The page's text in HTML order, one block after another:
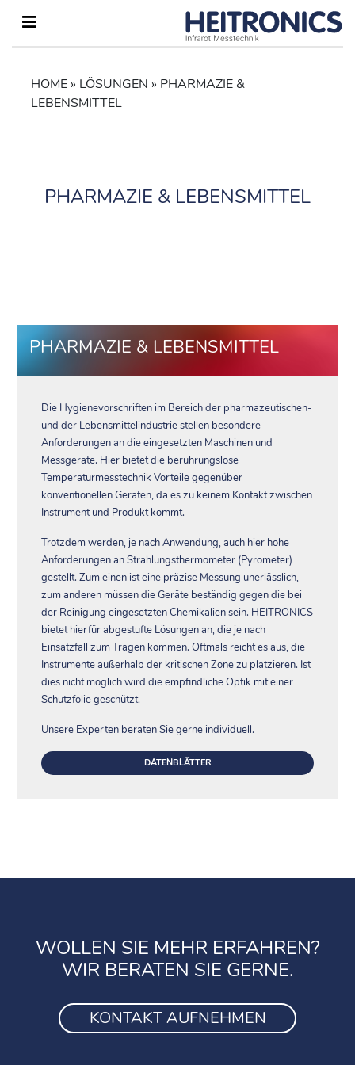
HOME » LÖSUNGEN » PHARMAZIE &
LEBENSMITTEL
PHARMAZIE & LEBENSMITTEL
PHARMAZIE & LEBENSMITTEL
Die Hygienevorschriften im Bereich der pharmazeutischen-
und der Lebensmittelindustrie stellen besondere
Anforderungen an die eingesetzten Maschinen und
Messgeräte. Hier bietet die berührungslose
Temperaturmesstechnik Vorteile gegenüber
konventionellen Geräten, da es zu keinem Kontakt zwischen
Instrument und Produkt kommt.
Trotzdem werden, je nach Anwendung, auch hier hohe
Anforderungen an Strahlungsthermometer (Pyrometer)
gestellt. Zum einen ist eine präzise Messung unerlässlich,
zum anderen müssen die Geräte beständig gegen die bei
der Reinigung eingesetzten Chemikalien sein. HEITRONICS
bietet hierfür abgestufte Lösungen an, die je nach
Einsatzfall zum Tragen kommen. Oftmals reicht es aus, die
Instrumente außerhalb der kritischen Zone zu platzieren. Ist
dies nicht möglich wird die empfindliche Optik mit einer
Schutzfolie geschützt.
Unsere Experten beraten Sie gerne individuell.
DATENBLÄTTER
WOLLEN SIE MEHR ERFAHREN?
WIR BERATEN SIE GERNE.
KONTAKT AUFNEHMEN